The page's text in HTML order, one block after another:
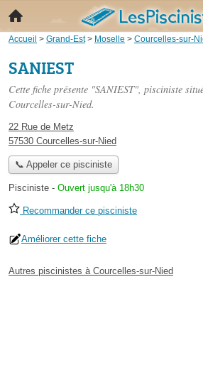
Accueil > Grand-Est> Moselle > Courcelles-sur-
SANIEST
Cette fiche présente "SANIEST", pisciniste
Courcelles-sur-Nied.
22 Rue de Metz
57530 Courcelles-sur-Nied
📞 Appeler ce pisciniste
Pisciniste - Ouvert jusqu'à 18h30
Recommander ce pisciniste
Améliorer cette fiche
Autres piscinistes à Courcelles-sur-Nied